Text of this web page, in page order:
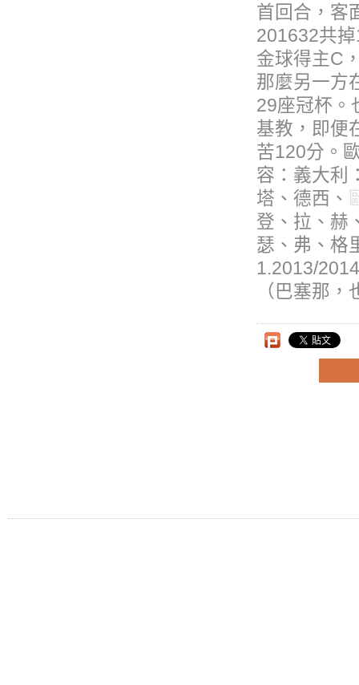
首回合，客
201632共
金球得主C
那麼另一方
29座冠杯。
基教，即便
苦120分。
容：義大利
塔、德西、
登、拉、赫
瑟、弗、格
1.2013/
（巴塞那